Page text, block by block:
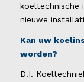
koeltechnische
nieuwe
Kan uw
worden?
D.I.